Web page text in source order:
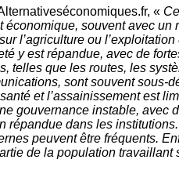
«
souvent avec un
l’agriculture ou
y est répandue, avec de
telles que les routes, les
sont souvent sous-
et l’assainissement est
gouvernance instable, avec
répandue dans les
peuvent être fréquents.
de la population